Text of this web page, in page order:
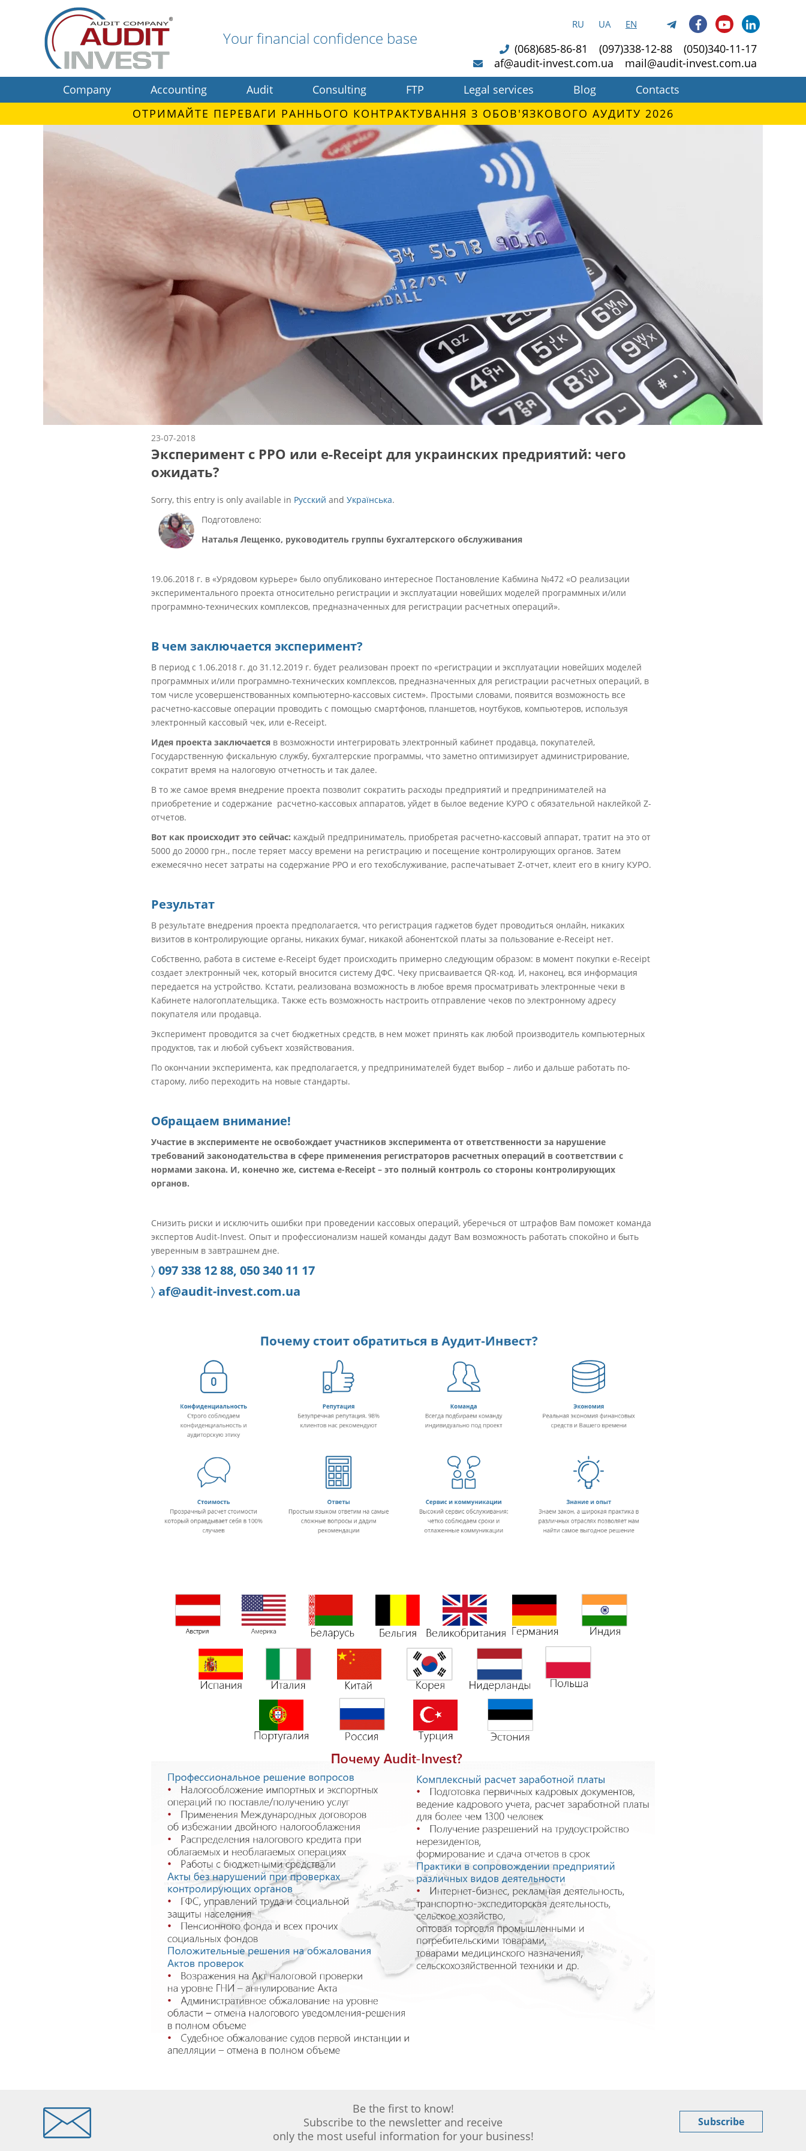
Your financial confidence base
RU UA EN
(068)685-86-81 (097)338-12-88
(050)340-11-17
af@audit-invest.com.ua
mail@audit-invest.com.ua
Company
Accounting Audit Consulting FTP Legal services Blog
Contacts
ОТРИМАЙТЕ ПЕРЕВАГИ РАННЬОГО КОНТРАКТУВАННЯ З ОБОВ'ЯЗКОВОГО АУДИТУ 2026
23-07-2018
Эксперимент с РРО или e-Receipt для украинских предриятий: чего
ожидать?
Sorry, this entry is only available in Русский and Українська.
Подготовлено:
Наталья Лещенко, руководитель группы бухгалтерского обслуживания
19.06.2018 г. в «Урядовом курьере» было опубликовано интересное Постановление Кабмина №472 «О реализации
экспериментального проекта относительно регистрации и эксплуатации новейших моделей программных и/или
программно-технических комплексов, предназначенных для регистрации расчетных операций».
В чем заключается эксперимент?
В период с 1.06.2018 г. до 31.12.2019 г. будет реализован проект по «регистрации и эксплуатации новейших моделей
программных и/или программно-технических комплексов, предназначенных для регистрации расчетных операций, в
том числе усовершенствованных компьютерно-кассовых систем». Простыми словами, появится возможность все
расчетно-кассовые операции проводить с помощью смартфонов, планшетов, ноутбуков, компьютеров, используя
электронный кассовый чек, или e-Receipt.
Идея проекта заключается в возможности интегрировать электронный кабинет продавца, покупателей,
Государственную фискальную службу, бухгалтерские программы, что заметно оптимизирует администрирование,
сократит время на налоговую отчетность и так далее.
В то же самое время внедрение проекта позволит сократить расходы предприятий и предпринимателей на
приобретение и содержание расчетно-кассовых аппаратов, уйдет в былое ведение КУРО с обязательной наклейкой Z-
отчетов.
Вот как происходит это сейчас: каждый предприниматель, приобретая расчетно-кассовый аппарат, тратит на это от
5000 до 20000 грн., после теряет массу времени на регистрацию и посещение контролирующих органов. Затем
ежемесячно несет затраты на содержание РРО и его техобслуживание, распечатывает Z-отчет, клеит его в книгу КУРО.
Результат
В результате внедрения проекта предполагается, что регистрация гаджетов будет проводиться онлайн, никаких
визитов в контролирующие органы, никаких бумаг, никакой абонентской платы за пользование e-Receipt нет.
Собственно, работа в системе e-Receipt будет происходить примерно следующим образом: в момент покупки e-Receipt
создает электронный чек, который вносится систему ДФС. Чеку присваивается QR-код. И, наконец, вся информация
передается на устройство. Кстати, реализована возможность в любое время просматривать электронные чеки в
Кабинете налогоплательщика. Также есть возможность настроить отправление чеков по электронному адресу
покупателя или продавца.
Эксперимент проводится за счет бюджетных средств, в нем может принять как любой производитель компьютерных
продуктов, так и любой субъект хозяйствования.
По окончании эксперимента, как предполагается, у предпринимателей будет выбор – либо и дальше работать по-
старому, либо переходить на новые стандарты.
Обращаем внимание!
Участие в эксперименте не освобождает участников эксперимента от ответственности за нарушение
требований законодательства в сфере применения регистраторов расчетных операций в соответствии с
нормами закона. И, конечно же, система e-Receipt – это полный контроль со стороны контролирующих
органов.
Снизить риски и исключить ошибки при проведении кассовых операций, уберечься от штрафов Вам поможет команда
экспертов Audit-Invest. Опыт и профессионализм нашей команды дадут Вам возможность работать спокойно и быть
уверенным в завтрашнем дне.
〉 097 338 12 88, 050 340 11 17
〉 af@audit-invest.com.ua
Be the first to know!
Subscribe to the newsletter and receive
only the most useful information for your business!
Subscribe